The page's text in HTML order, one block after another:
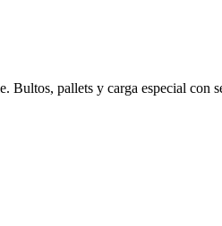
Bultos, pallets y carga especial con